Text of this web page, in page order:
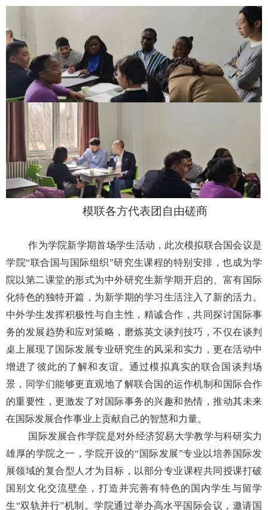
模联各方代表团自由磋商
作为学院新学期首场学生活动，此次模拟联合国会议是
学院“联合国与国际组织”研究生课程的特别安排，也成为学
院以第二课堂的形式为中外研究生新学期开启的、富有国际
化特色的独特开篇，为新学期的学习生活注入了新的活力。
中外学生发挥积极性与自主性，精诚合作，共同探讨国际事
务的发展趋势和应对策略，磨炼英文谈判技巧，不仅在谈判
桌上展现了国际发展专业研究生的风采和实力，更在活动中
增进了彼此的了解和友谊。通过模拟真实的联合国谈判场
景，同学们能够更直观地了解联合国的运作机制和国际合作
的重要性，更激发了对国际事务的兴趣和热情，推动其未来
在国际发展合作事业上贡献自己的智慧和力量。
国际发展合作学院是对外经济贸易大学教学与科研实力
雄厚的学院之一，学院开设的“国际发展”专业以培养国际发
展领域的复合型人才为目标，以部分专业课程共同授课打破
国别文化交流壁垒，打造并完善有特色的国内学生与留学
生“双轨并行”机制。学院通过举办高水平国际会议，邀请国